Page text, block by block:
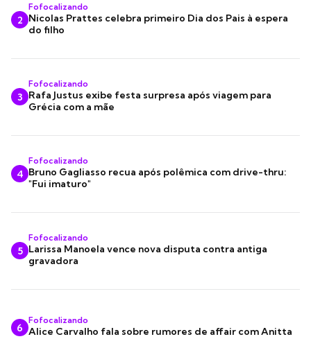
2
Fofocalizando
Nicolas Prattes celebra primeiro Dia dos Pais à espera
do filho
3
Fofocalizando
Rafa Justus exibe festa surpresa após viagem para
Grécia com a mãe
4
Fofocalizando
Bruno Gagliasso recua após polêmica com drive-thru:
"Fui imaturo"
5
Fofocalizando
Larissa Manoela vence nova disputa contra antiga
gravadora
6
Fofocalizando
Alice Carvalho fala sobre rumores de affair com Anitta